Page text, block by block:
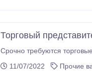
Торговый
Срочно требуются
11/07/2022
Прочие